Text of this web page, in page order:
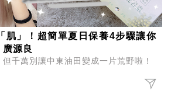
肌」！超簡單夏日保養4步驟讓你
源良
千萬別讓中東油田變成一片荒野啦！